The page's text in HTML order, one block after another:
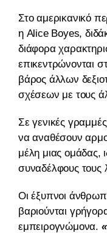
Στο αμερικανικό
η Alice Boyes,
διάφορα
επικεντρώνονται
βάρος άλλων
σχέσεων με τους
Σε γενικές
να αναθέσουν
μέλη μιας ομάδας,
συναδέλφους τους
Οι έξυπνοι
βαριούνται
εμπειρογνώμονα.